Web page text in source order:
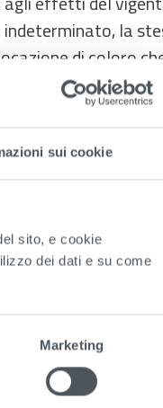
sui cookie
sito, e cookie
dei dati e su come
Marketing
la
di coloro
24.05.2025alle
Delfino Pesce, 39
Il Responsabile